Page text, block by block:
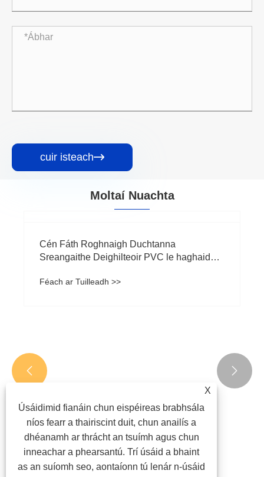
cuir isteach
Moltaí Nuachta
Cén Fáth Roghnaigh Duchtanna
Sreangaithe Deighilteoir PVC le haghaidh
Sábháilte?
Féach ar Tuilleadh >>
 
X
Úsáidimid fianáin chun eispéireas brabhsála
níos fearr a thairiscint duit, chun anailís a
dhéanamh ar thrácht an tsuímh agus chun
inneachar a phearsantú. Trí úsáid a bhaint
as an suíomh seo, aontaíonn tú lenár n-úsáid